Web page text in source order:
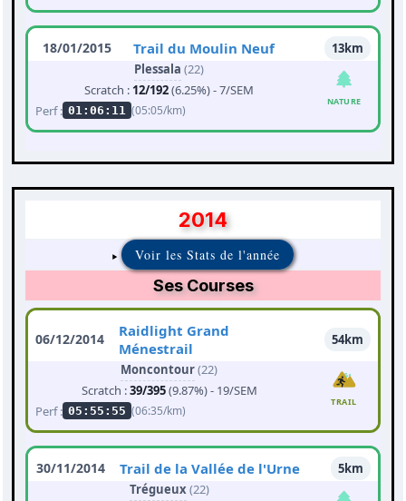
18/01/2015 Trail du Moulin Neuf
13km
Plessala (22)
Scratch : 12/192(6.25%) - 7/SEM
Perf : 01:06:11 (05:05/km)
NATURE
2014
Voir les Stats de l'année
Ses Courses
06/12/2014
Raidlight Grand
Ménestrail
54km
Moncontour(22)
Scratch :39/395(9.87%) - 19/SEM
Perf : 05:55:55 (06:35/km)
TRAIL
30/11/2014 Trail de la Vallée de l'Urne
5km
Trégueux(22)